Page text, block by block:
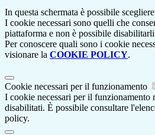
In questa schermata è possibile
I cookie necessari sono quelli che
piattaforma e non è possibile
Per conoscere quali sono i cookie
visionare la COOKIE POLICY.
Cookie necessari per il funzionamento
I cookie necessari per il funzionamento
disabilitati. È possibile consultare
policy.